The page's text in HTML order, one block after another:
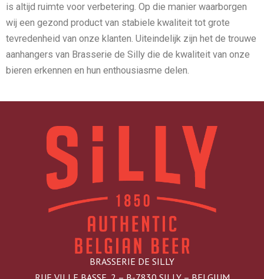
is altijd ruimte voor verbetering. Op die manier waarborgen
wij een gezond product van stabiele kwaliteit tot grote
tevredenheid van onze klanten. Uiteindelijk zijn het de trouwe
aanhangers van Brasserie de Silly die de kwaliteit van onze
bieren erkennen en hun enthousiasme delen.
BRASSERIE DE SILLY